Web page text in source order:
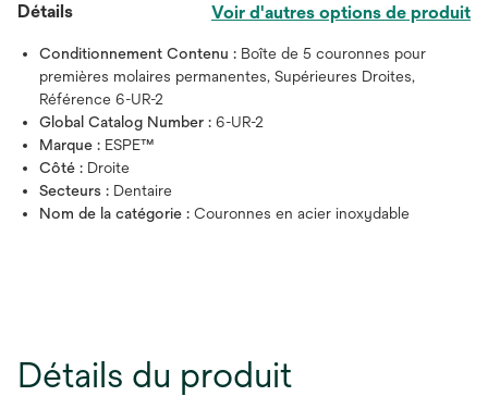
Détails Voir d'autres options de produit
Conditionnement Contenu : Boîte de 5 couronnes pour
premières molaires permanentes, Supérieures Droites,
Référence 6-UR-2
Global Catalog Number : 6-UR-2
Marque : ESPE™
Côté : Droite
Secteurs : Dentaire
Nom de la catégorie : Couronnes en acier inoxydable
Détails du produit